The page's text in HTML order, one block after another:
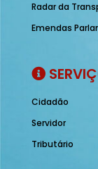
Radar da
Emendas
Cidadão
Servidor
Tributário